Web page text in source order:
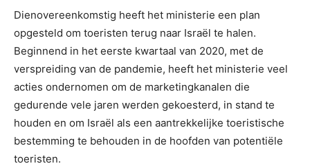
Dienovereenkomstig heeft het ministerie een plan
opgesteld om toeristen terug naar Israël te halen.
Beginnend in het eerste kwartaal van 2020, met de
verspreiding van de pandemie, heeft het ministerie veel
acties ondernomen om de marketingkanalen die
gedurende vele jaren werden gekoesterd, in stand te
houden en om Israël als een aantrekkelijke toeristische
bestemming te behouden in de hoofden van potentiële
toeristen.